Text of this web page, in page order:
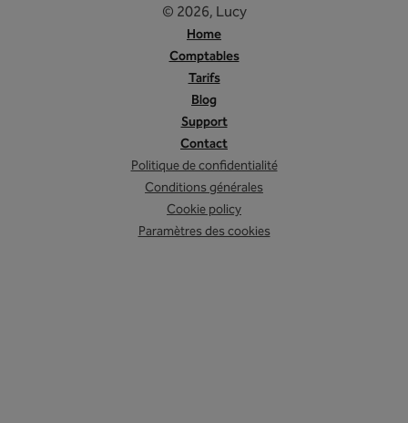
© 2026, Lucy
Home
Comptables
Tarifs
Blog
Support
Contact
Politique de confidentialité
Conditions générales
Cookie policy
Paramètres des cookies